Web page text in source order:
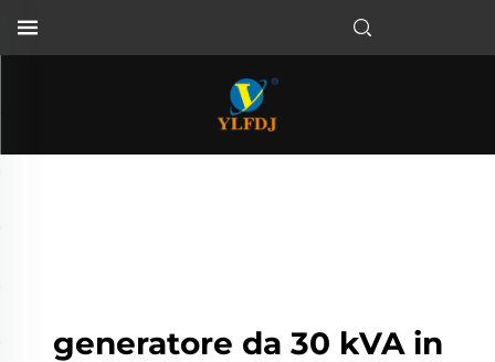
generatore da 30 kVA in